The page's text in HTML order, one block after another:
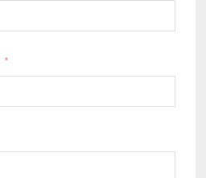
*